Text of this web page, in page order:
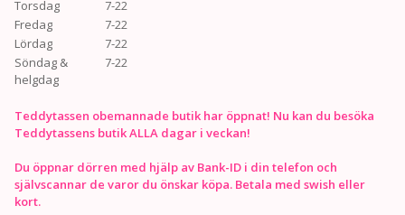
Torsdag
7-22
Fredag
7-22
Lördag
7-22
Söndag &
helgdag
7-22
Teddytassen obemannade butik har öppnat! Nu kan du besöka
Teddytassens butik ALLA dagar i veckan!
Du öppnar dörren med hjälp av Bank-ID i din telefon och
självscannar de varor du önskar köpa. Betala med swish eller
kort.